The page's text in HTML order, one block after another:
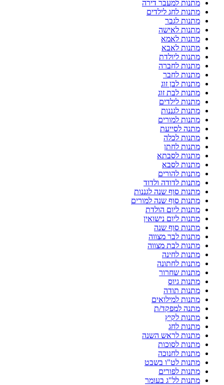
מתנות למעבר דירה
מתנות לחג לילדים
מתנות לגבר
מתנות לאישה
מתנות לאמא
מתנות לאבא
מתנות ליולדת
מתנות לחברה
מתנות לחבר
מתנות לבן זוג
מתנות לבת זוג
מתנות לילדים
מתנות לגננות
מתנות למורים
מתנה לסייעת
מתנות לכלה
מתנות לחתן
מתנות לסבתא
מתנות לסבא
מתנות להורים
מתנות לדודה ולדוד
מתנות סוף שנה לגננות
מתנות סוף שנה למורים
מתנות ליום הולדת
מתנות ליום נישואין
מתנות סוף שנה
מתנות לבר מצווה
מתנות לבת מצווה
מתנות לחינה
מתנות לחתונה
מתנות שחרור
מתנות גיוס
מתנות תודה
מתנות למילואים
מתנה למפקד/ת
מתנות לקיץ
מתנות לחג
מתנות לראש השנה
מתנות לסוכות
מתנות לחנוכה
מתנות לט"ו בשבט
מתנות לפורים
מתנות לל"ג בעומר